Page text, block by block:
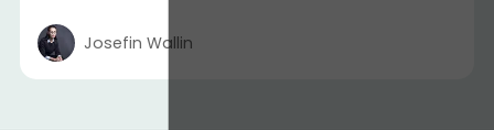
Josefin Wallin